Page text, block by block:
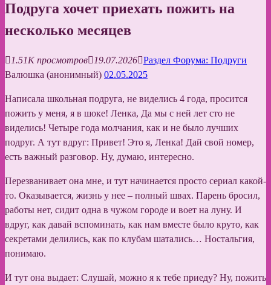
Подруга хочет приехать пожить на
несколько месяцев
1.51K просмотров 19.07.2026 Раздел Форума: Подруги
Валюшка (анонимный) 02.05.2025
Написала школьная подруга, не виделись 4 года, просится
пожить у меня, я в шоке! Ленка, Да мы с ней лет сто не
виделись! Четыре года молчания, как и не было лучших
подруг. А тут вдруг: Привет! Это я, Ленка! Дай свой номер,
есть важный разговор. Ну, думаю, интересно.
Перезванивает она мне, и тут начинается просто сериал какой-
то. Оказывается, жизнь у нее – полный швах. Парень бросил,
работы нет, сидит одна в чужом городе и воет на луну. И
вдруг, как давай вспоминать, как нам вместе было круто, как
секретами делились, как по клубам шатались… Ностальгия,
понимаю.
И тут она выдает: Слушай, можно я к тебе приеду? Ну, пожить